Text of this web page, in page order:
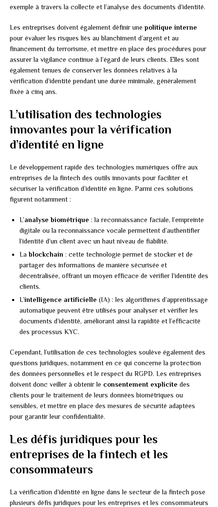
exemple à travers la collecte et l’analyse des documents d’identité.
Les entreprises doivent également définir une politique interne
pour évaluer les risques liés au blanchiment d’argent et au
financement du terrorisme, et mettre en place des procédures pour
assurer la vigilance continue à l’égard de leurs clients. Elles sont
également tenues de conserver les données relatives à la
vérification d’identité pendant une durée minimale, généralement
fixée à cinq ans.
L’utilisation des technologies
innovantes pour la vérification
d’identité en ligne
Le développement rapide des technologies numériques offre aux
entreprises de la fintech des outils innovants pour faciliter et
sécuriser la vérification d’identité en ligne. Parmi ces solutions
figurent notamment :
L’analyse biométrique : la reconnaissance faciale, l’empreinte
digitale ou la reconnaissance vocale permettent d’authentifier
l’identité d’un client avec un haut niveau de fiabilité.
Lablockchain : cette technologie permet de stocker et de
partager des informations de manière sécurisée et
décentralisée, offrant un moyen efficace de vérifier l’identité des
clients.
L’intelligence artificielle (IA) : les algorithmes d’apprentissage
automatique peuvent être utilisés pour analyser et vérifier les
documents d’identité, améliorant ainsi la rapidité et l’efficacité
des processus KYC.
Cependant, l’utilisation de ces technologies soulève également des
questions juridiques, notamment en ce qui concerne la protection
des données personnelles et le respect du RGPD. Les entreprises
doivent donc veiller à obtenir le consentement explicite des
clients pour le traitement de leurs données biométriques ou
sensibles, et mettre en place des mesures de sécurité adaptées
pour garantir leur confidentialité.
Les défis juridiques pour les
entreprises de la fintech et les
consommateurs
La vérification d’identité en ligne dans le secteur de la fintech pose
plusieurs défis juridiques pour les entreprises et les consommateurs